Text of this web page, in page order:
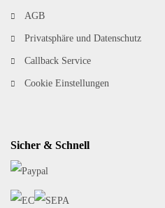
AGB
Privatsphäre und Datenschutz
Callback Service
Cookie Einstellungen
Sicher & Schnell